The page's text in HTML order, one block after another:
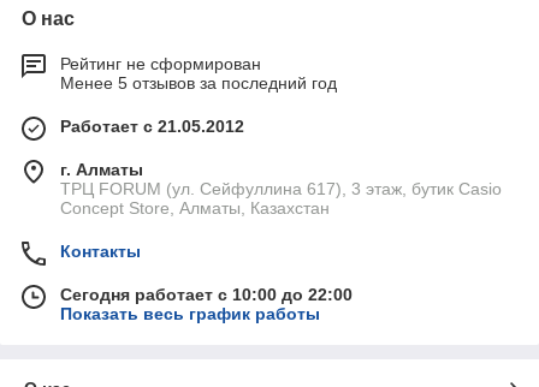
О нас
Рейтинг не сформирован
Менее 5 отзывов за последний год
Работает с 21.05.2012
г. Алматы
ТРЦ FORUM (ул. Сейфуллина 617), 3 этаж, бутик Casio
Concept Store, Алматы, Казахстан
Контакты
Сегодня работает с 10:00 до 22:00
Показать весь график работы